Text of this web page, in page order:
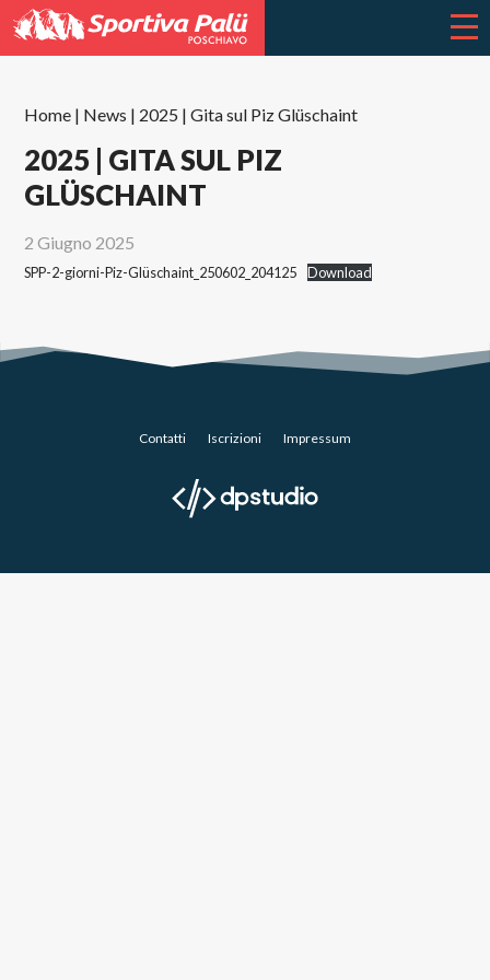
Home | News | 2025 | Gita sul Piz Glüschaint
2025 | GITA SUL PIZ
GLÜSCHAINT
2 Giugno 2025
SPP-2-giorni-Piz-Glüschaint_250602_204125 Download
Contatti Iscrizioni Impressum